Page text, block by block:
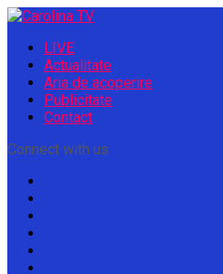
LIVE
Actualitate
Aria de acoperire
Publicitate
Contact
Connect with us